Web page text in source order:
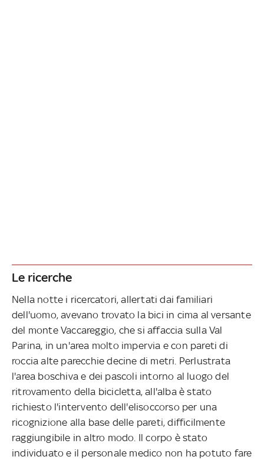
Le ricerche
Nella notte i ricercatori, allertati dai familiari
dell'uomo, avevano trovato la bici in cima al versante
del monte Vaccareggio, che si affaccia sulla Val
Parina, in un'area molto impervia e con pareti di
roccia alte parecchie decine di metri. Perlustrata
l'area boschiva e dei pascoli intorno al luogo del
ritrovamento della bicicletta, all'alba è stato
richiesto l'intervento dell'elisoccorso per una
ricognizione alla base delle pareti, difficilmente
raggiungibile in altro modo. Il corpo è stato
individuato e il personale medico non ha potuto fare